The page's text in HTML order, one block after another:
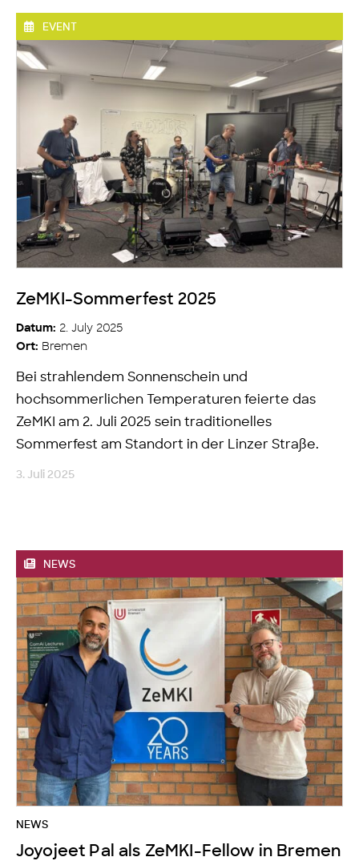
EVENT
ZeMKI-Sommerfest 2025
Datum: 2. July 2025
Ort: Bremen
Bei strahlendem Sonnenschein und
hochsommerlichen Temperaturen feierte das
ZeMKI am 2. Juli 2025 sein traditionelles
Sommerfest am Standort in der Linzer Straße.
3. Juli 2025
NEWS
NEWS
Joyojeet Pal als ZeMKI-Fellow in Bremen